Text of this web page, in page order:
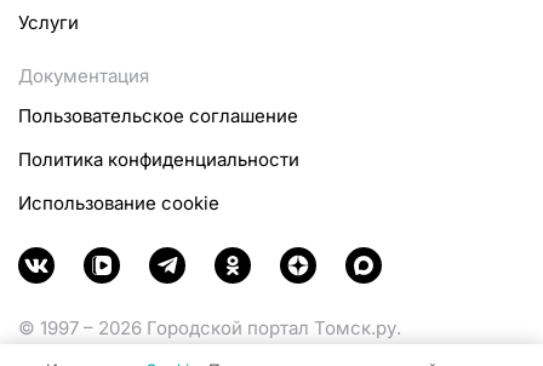
Услуги
Документация
Пользовательское соглашение
Политика конфиденциальности
Использование cookie
© 1997 – 2026 Городской портал Томск.ру.